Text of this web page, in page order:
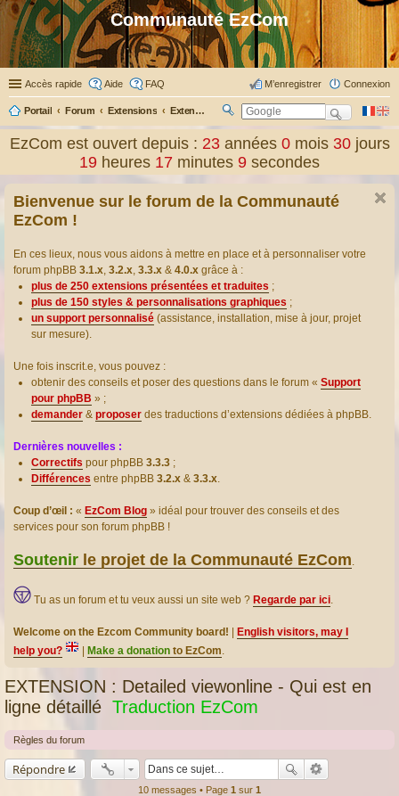
Communauté EzCom
Accès rapide Aide FAQ Connexion
M’enregistrer
Portail Forum Extensions Extensions présentées & traduites
ec
er
EzCom est ouvert depuis : 23 années0 mois30 jours
19 heures17 minutes10secondes
Bienvenue sur le forum de la Communauté
EzCom !
En ces lieux, nous vous aidons à mettre en place et à personnaliser votre
forum phpBB 3.1.x, 3.2.x, 3.3.x & 4.0.x grâce à :
plus de 250 extensions présentées et traduites ;
plus de 150 styles & personnalisations graphiques ;
un support personnalisé (assistance, installation, mise à jour, projet
sur mesure).
Une fois inscrit.e, vous pouvez :
obtenir des conseils et poser des questions dans le forum « Support
pour phpBB » ;
demander & proposer des traductions d’extensions dédiées à phpBB.
Dernières nouvelles :
Correctifs pour phpBB 3.3.3 ;
Différences entre phpBB 3.2.x & 3.3.x.
Coup d’œil : « EzCom Blog » idéal pour trouver des conseils et des
services pour son forum phpBB !
Soutenir le projet de la Communauté EzCom.
Tu as un forum et tu veux aussi un site web ? Regarde par ici.
Welcome on the Ezcom Community board!
English visitors, may I
help you?
Make a donation to EzCom.
EXTENSION : Detailed viewonline - Qui est en
ligne détaillé Traduction EzCom
Règles du forum
Répondre
10 messages • Page 1 sur 1